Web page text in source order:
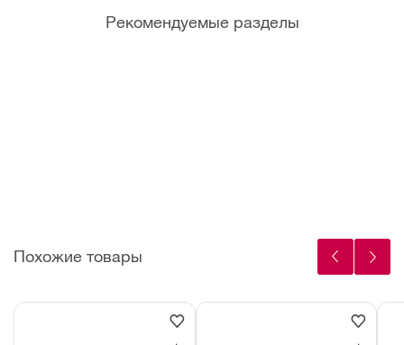
Рекомендуемые разделы
Похожие товары